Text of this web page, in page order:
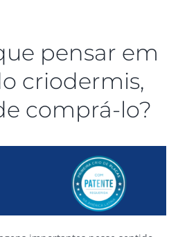
pensar em
criodermis,
comprá-lo?